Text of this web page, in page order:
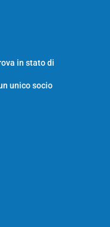
in stato di
unico socio